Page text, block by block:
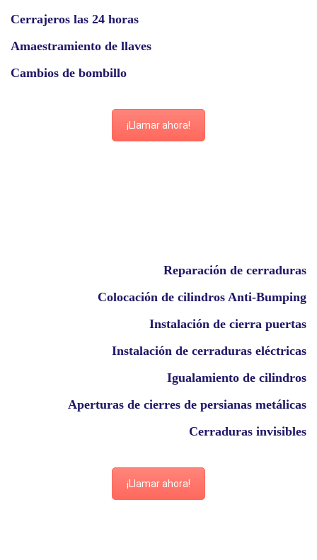
Cerrajeros las 24 horas
Amaestramiento de llaves
Cambios de bombillo
¡Llamar ahora!
Reparación de cerraduras
Colocación de cilindros Anti-Bumping
Instalación de cierra puertas
Instalación de cerraduras eléctricas
Igualamiento de cilindros
Aperturas de cierres de persianas metálicas
Cerraduras invisibles
¡Llamar ahora!